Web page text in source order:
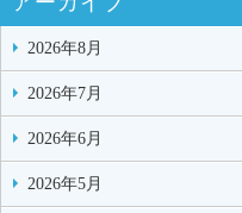
2026年8月
2026年7月
2026年6月
2026年5月